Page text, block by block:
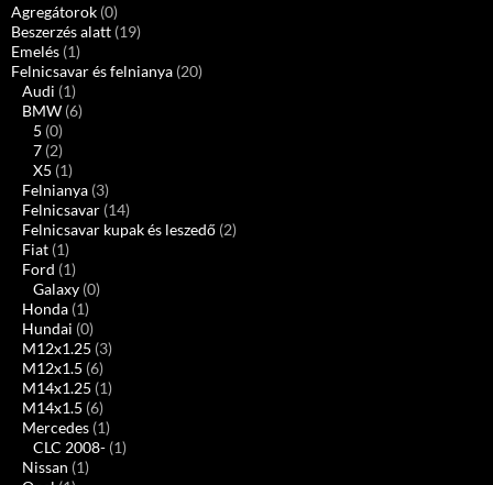
Agregátorok (0)
Beszerzés alatt (19)
Emelés (1)
Felnicsavar és felnianya (20)
Audi (1)
BMW (6)
5 (0)
7 (2)
X5 (1)
Felnianya (3)
Felnicsavar (14)
Felnicsavar kupak és leszedő (2)
Fiat (1)
Ford (1)
Galaxy (0)
Honda (1)
Hundai (0)
M12x1.25 (3)
M12x1.5 (6)
M14x1.25 (1)
M14x1.5 (6)
Mercedes (1)
CLC 2008- (1)
Nissan (1)